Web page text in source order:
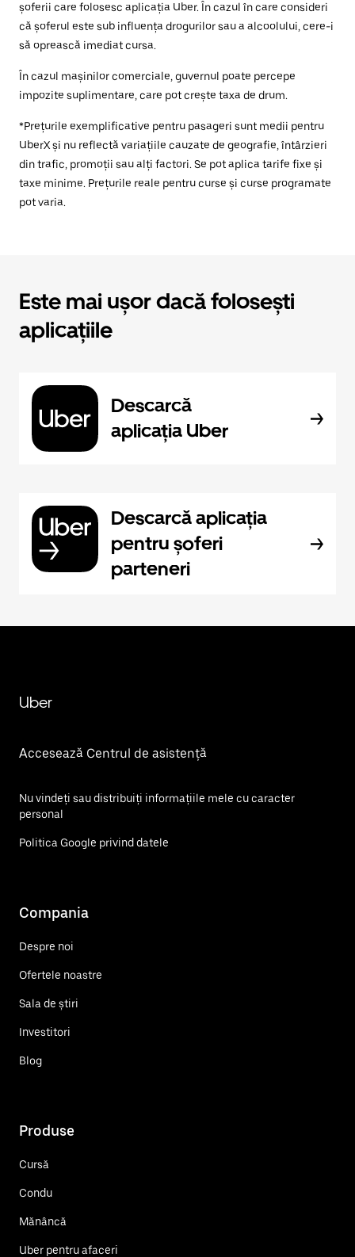
șoferii care folosesc aplicația Uber. În cazul în care consideri
că șoferul este sub influența drogurilor sau a alcoolului, cere-i
să oprească imediat cursa.
În cazul mașinilor comerciale, guvernul poate percepe
impozite suplimentare, care pot crește taxa de drum.
*Prețurile exemplificative pentru pasageri sunt medii pentru
UberX și nu reflectă variațiile cauzate de geografie, întârzieri
din trafic, promoții sau alți factori. Se pot aplica tarife fixe și
taxe minime. Prețurile reale pentru curse și curse programate
pot varia.
Este mai ușor dacă folosești
aplicațiile
Descarcă
aplicația Uber
Descarcă aplicația
pentru șoferi
parteneri
Uber
Accesează Centrul de asistență
Nu vindeți sau distribuiți informațiile mele cu caracter
personal
Politica Google privind datele
Compania
Despre noi
Ofertele noastre
Sala de știri
Investitori
Blog
Produse
Cursă
Condu
Mănâncă
Uber pentru afaceri